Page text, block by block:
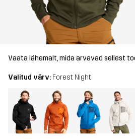
Vaata lähemalt, mida arvavad sellest
Valitud värv: Forest Night